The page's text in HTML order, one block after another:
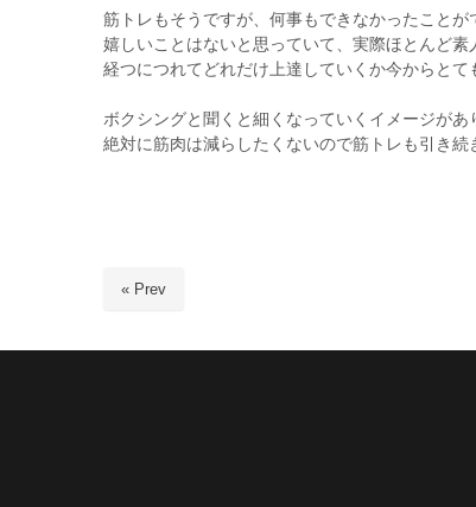
筋トレもそうですが、何事もできなかったこと
嬉しいことはないと思っていて、実際ほとんど素
経つにつれてどれだけ上達していくか今からとて
ボクシングと聞くと細くなっていくイメージがあ
絶対に筋肉は減らしたくないので筋トレも引き続
« Prev